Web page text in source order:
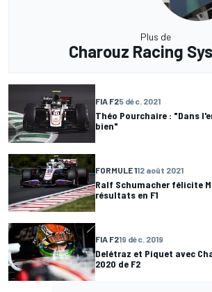
Plus de
Charouz Racing
FIA F25 déc. 2021
Théo Pourchaire : "Dans
bien"
FORMULE 112 août 2021
Ralf Schumacher félicite
résultats en F1
FIA F219 déc. 2019
Delétraz et Piquet avec
2020 de F2